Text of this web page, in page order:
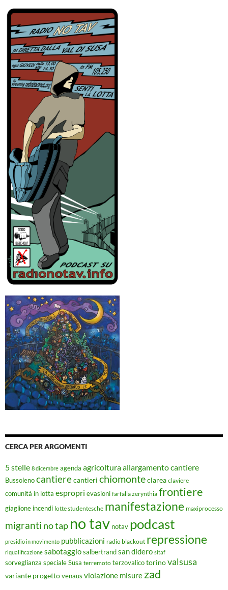
CERCA PER ARGOMENTI
5 stelle 8 dicembre agenda agricolturaallargamento cantiere
Bussolenocantierecantieri chiomonteclarea claviere
comunità in lotta espropri evasioni farfalla zerynthia frontiere
giaglione incendi lotte studentesche manifestazione maxiprocesso
migranti no tap no tav notav podcast
presidio in movimento pubblicazioni radio blackout repressione
riqualificazione sabotaggiosalbertrandsan didero sitaf
sorveglianza speciale Susa terremoto terzovalico torinovalsusa
variante progettovenaus violazione misure zad